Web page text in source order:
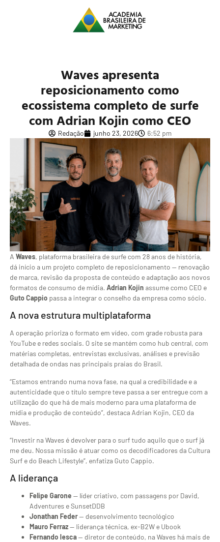
Waves apresenta
reposicionamento como
ecossistema completo de surfe
com Adrian Kojin como CEO
Redação junho 23, 2026 6:52 pm
A Waves, plataforma brasileira de surfe com 28 anos de história,
dá início a um projeto completo de reposicionamento — renovação
de marca, revisão da proposta de conteúdo e adaptação aos novos
formatos de consumo de mídia. Adrian Kojin assume como CEO e
Guto Cappio passa a integrar o conselho da empresa como sócio.
A nova estrutura multiplataforma
A operação prioriza o formato em vídeo, com grade robusta para
YouTube e redes sociais. O site se mantém como hub central, com
matérias completas, entrevistas exclusivas, análises e previsão
detalhada de ondas nas principais praias do Brasil.
“Estamos entrando numa nova fase, na qual a credibilidade e a
autenticidade que o título sempre teve passa a ser entregue com a
utilização do que há de mais moderno para uma plataforma de
mídia e produção de conteúdo”, destaca Adrian Kojin, CEO da
Waves.
“Investir na Waves é devolver para o surf tudo aquilo que o surf já
me deu. Nossa missão é atuar como os decodificadores da Cultura
Surf e do Beach Lifestyle”, enfatiza Guto Cappio.
A liderança
Felipe Garone — líder criativo, com passagens por David,
Adventures e SunsetDDB
Jonathan Feder— desenvolvimento tecnológico
Mauro Ferraz— liderança técnica, ex-B2W e Ubook
Fernando Iesca— diretor de conteúdo, na Waves há mais de